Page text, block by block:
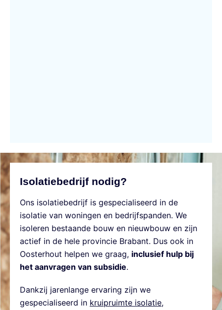
Isolatiebedrijf nodig?
Ons isolatiebedrijf is gespecialiseerd in de
isolatie van woningen en bedrijfspanden. We
isoleren bestaande bouw en nieuwbouw en zijn
actief in de hele provincie Brabant. Dus ook in
Oosterhout helpen we graag, inclusief hulp bij
het aanvragen van subsidie.
Dankzij jarenlange ervaring zijn we
gespecialiseerd in kruipruimte isolatie,